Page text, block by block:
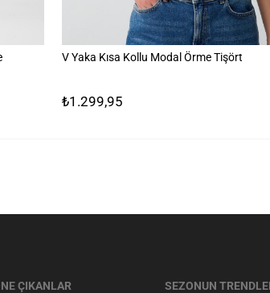
V Yaka Kısa Kollu Modal Örme Tişört
₺1.299,95
ÇIKANLAR SEZONUN